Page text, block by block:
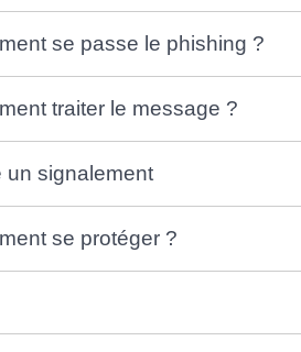
se passe le phishing ?
traiter le message ?
un signalement
se protéger ?